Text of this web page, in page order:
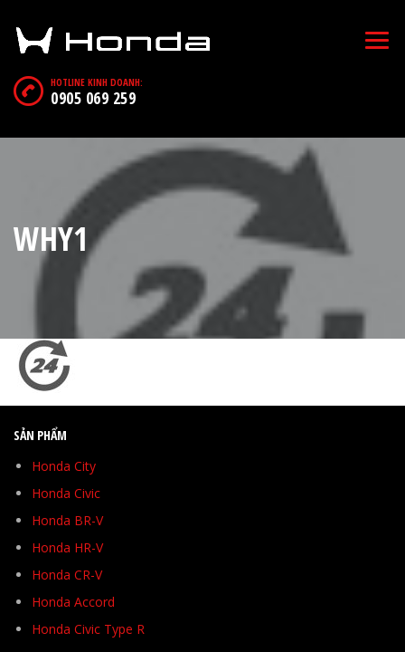
HOTLINE KINH DOANH:
0905 069 259
WHY1
SẢN PHẨM
Honda City
Honda Civic
Honda BR-V
Honda HR-V
Honda CR-V
Honda Accord
Honda Civic Type R